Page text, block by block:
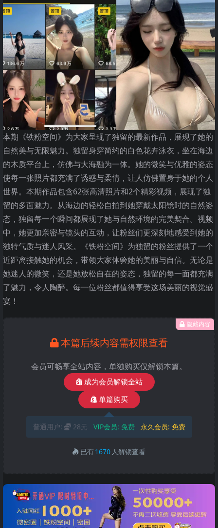
本期《铁粉空间》为大家呈现了独留的最新作品，展现了她的
自然美与无限魅力。独留身穿简约的白色花卉泳衣，坐在海边
的木质平台上，仿佛与大海融为一体。她的微笑与优雅的姿态
使每一张照片都充满了诱惑与柔情，让人仿佛置身于她的个人
世界。本期作品包含62张高清照片和2个精彩视频，展现了独
留的多面魅力。从海边的轻松自拍到她穿戴太阳镜时的自然姿
态，独留每一个瞬间都展现了她与自然环境的完美契合。视频
中，她更加亲密与镜头的互动，让粉丝们更深刻地感受到她的
独特气质与迷人风采。《铁粉空间》为独留的粉丝提供了一个
近距离接触她的机会，带领大家体验她的美丽与自信。无论是
她迷人的微笑，还是她放松自在的姿态，独留的每一面都充满
了魅力，令人陶醉。每一位粉丝都值得享受这场美丽的视觉盛
宴！
隐藏内容
本篇后续内容需权限查看
会员可畅享全站内容，单独购买仅解锁本篇。
成为会员解锁全站
单篇购买
普通用户: 28元 VIP会员: 免费 永久会员: 免费
已有1670 人解锁查看